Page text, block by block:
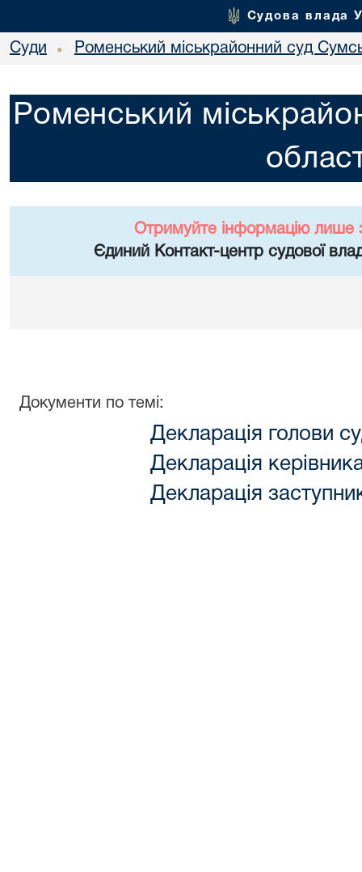
Судова влада
Суди • Роменський міськрайонний суд
Роменський
Отримуйте інформацію лише
Єдиний Контакт-центр судової
Документи по темі:
Декларація голови
Декларація
Декларація